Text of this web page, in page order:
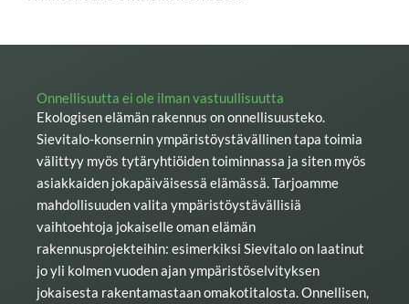
Onnellisuutta ei ole ilman vastuullisuutta
Ekologisen elämän rakennus on onnellisuusteko.
Sievitalo-konsernin ympäristöystävällinen tapa toimia
välittyy myös tytäryhtiöiden toiminnassa ja siten myös
asiakkaiden jokapäiväisessä elämässä. Tarjoamme
mahdollisuuden valita ympäristöystävällisiä
vaihtoehtoja jokaiselle oman elämän
rakennusprojekteihin: esimerkiksi Sievitalo on laatinut
jo yli kolmen vuoden ajan ympäristöselvityksen
jokaisesta rakentamastaan omakotitalosta. Onnellisen,